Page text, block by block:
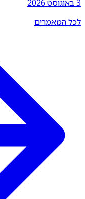
3 באוגוסט 2026
לכל המאמרים